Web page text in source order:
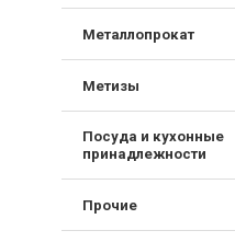
Металлопрокат
Метизы
Посуда и кухонные
принадлежности
Прочие